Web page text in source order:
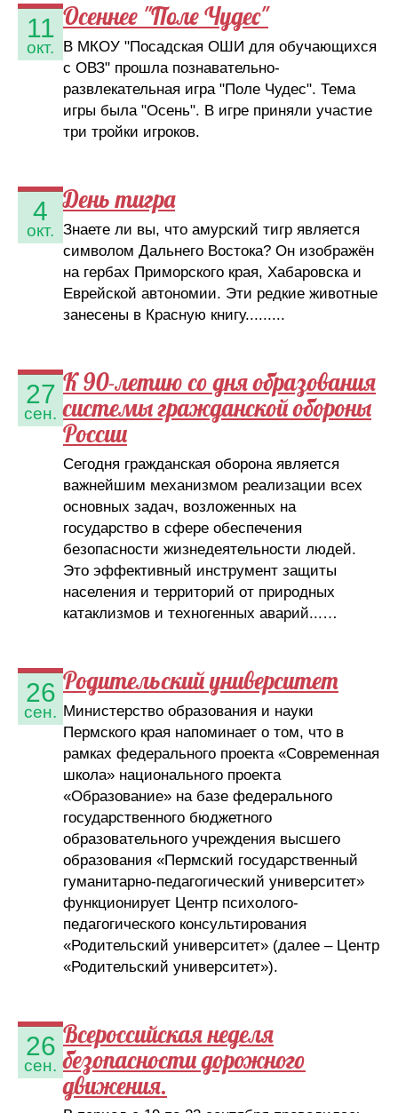
11
окт.
Осеннее "Поле Чудес"
В МКОУ "Посадская ОШИ для обучающихся
с ОВЗ" прошла познавательно-
развлекательная игра "Поле Чудес". Тема
игры была "Осень". В игре приняли участие
три тройки игроков.
4
окт.
День тигра
Знаете ли вы, что амурский тигр является
символом Дальнего Востока? Он изображён
на гербах Приморского края, Хабаровска и
Еврейской автономии. Эти редкие животные
занесены в Красную книгу.........
27
сен.
К 90-летию со дня образования
системы гражданской обороны
России
Сегодня гражданская оборона является
важнейшим механизмом реализации всех
основных задач, возложенных на
государство в сфере обеспечения
безопасности жизнедеятельности людей.
Это эффективный инструмент защиты
населения и территорий от природных
катаклизмов и техногенных аварий...…
26
сен.
Родительский университет
Министерство образования и науки
Пермского края напоминает о том, что в
рамках федерального проекта «Современная
школа» национального проекта
«Образование» на базе федерального
государственного бюджетного
образовательного учреждения высшего
образования «Пермский государственный
гуманитарно-педагогический университет»
функционирует Центр психолого-
педагогического консультирования
«Родительский университет» (далее – Центр
«Родительский университет»).
26
сен.
Всероссийская неделя
безопасности дорожного
движения.